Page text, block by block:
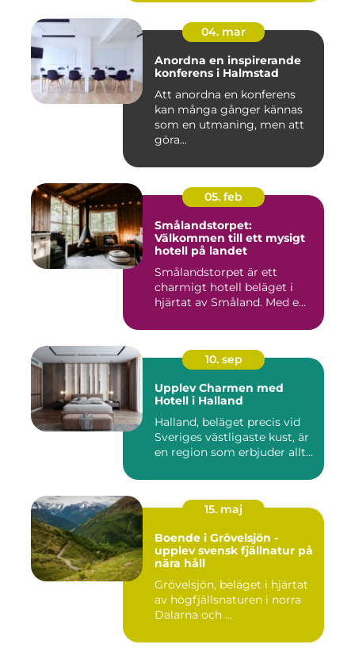
04. mar
Anordna en inspirerande
konferens i Halmstad
Att anordna en konferens
kan många gånger kännas
som en utmaning, men att
göra...
05. feb
Smålandstorpet:
Välkommen till ett mysigt
hotell på landet
Smålandstorpet är ett
charmigt hotell beläget i
hjärtat av Småland. Med e...
10. sep
Upplev Charmen med
Hotell i Halland
Halland, beläget precis vid
Sveriges västligaste kust, är
en region som erbjuder allt...
15. maj
Boende i Grövelsjön -
upplev svensk fjällnatur på
nära håll
Grövelsjön, beläget i hjärtat
av högfjällsnaturen i norra
Dalarna och ...